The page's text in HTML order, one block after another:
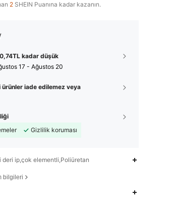
2 SHEIN Puanına kadar kazanın.
kadar düşük
17 - Ağustos 20
iade edilemez veya
Gizlilik koruması
deri ip,çok elementli,Poliüretan
bilgileri